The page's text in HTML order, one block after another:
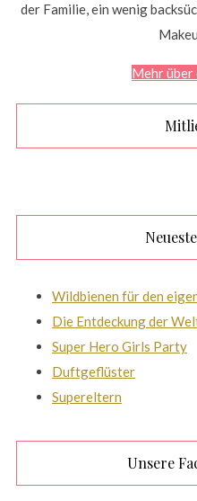
der Familie, ein wenig
Mehr über
Wildbienen für den
Die Entdeckung der
Super Hero Girls Party
Duftgeflüster
Supereltern
Unsere